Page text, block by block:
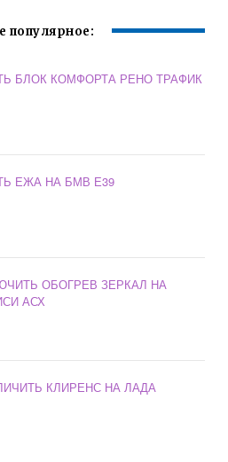
популярное:
БЛОК КОМФОРТА РЕНО ТРАФИК
ЕЖА НА БМВ Е39
ОБОГРЕВ ЗЕРКАЛ НА
АСХ
КЛИРЕНС НА ЛАДА